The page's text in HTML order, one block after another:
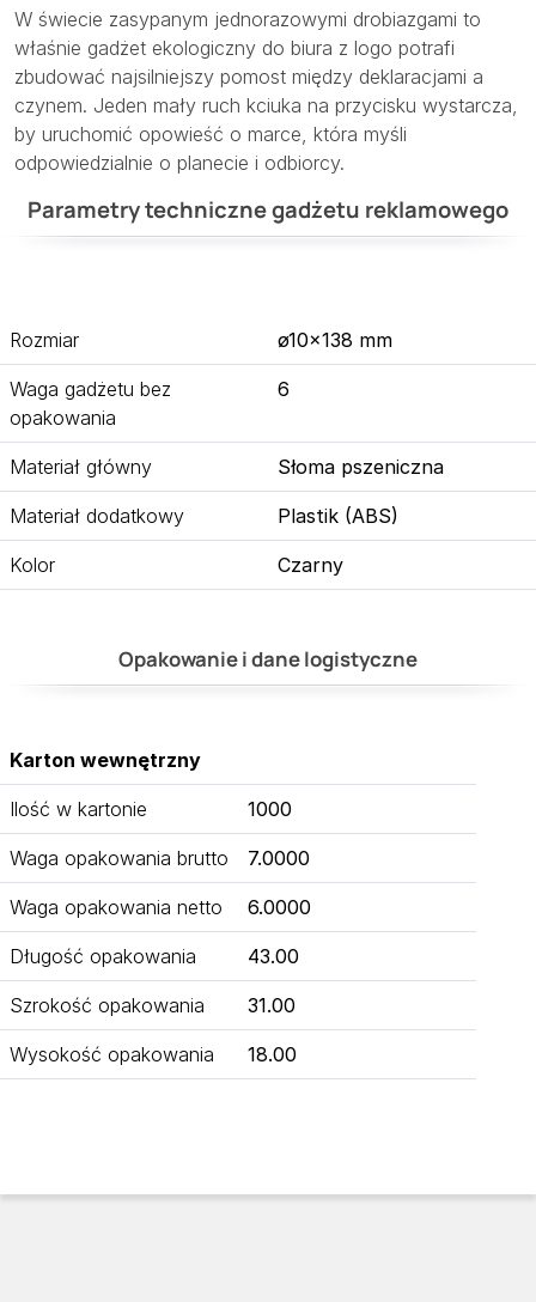
W świecie zasypanym jednorazowymi drobiazgami to
właśnie gadżet ekologiczny do biura z logo potrafi
zbudować najsilniejszy pomost między deklaracjami a
czynem. Jeden mały ruch kciuka na przycisku wystarcza,
by uruchomić opowieść o marce, która myśli
odpowiedzialnie o planecie i odbiorcy.
Parametry techniczne gadżetu reklamowego
Rozmiar ø10×138 mm
Waga gadżetu bez
opakowania
6
Materiał główny Słoma pszeniczna
Materiał dodatkowy Plastik (ABS)
Kolor Czarny
Opakowanie i dane logistyczne
Karton wewnętrzny
Ilość w kartonie 1000
Waga opakowania brutto 7.0000
Waga opakowania netto 6.0000
Długość opakowania 43.00
Szrokość opakowania 31.00
Wysokość opakowania 18.00